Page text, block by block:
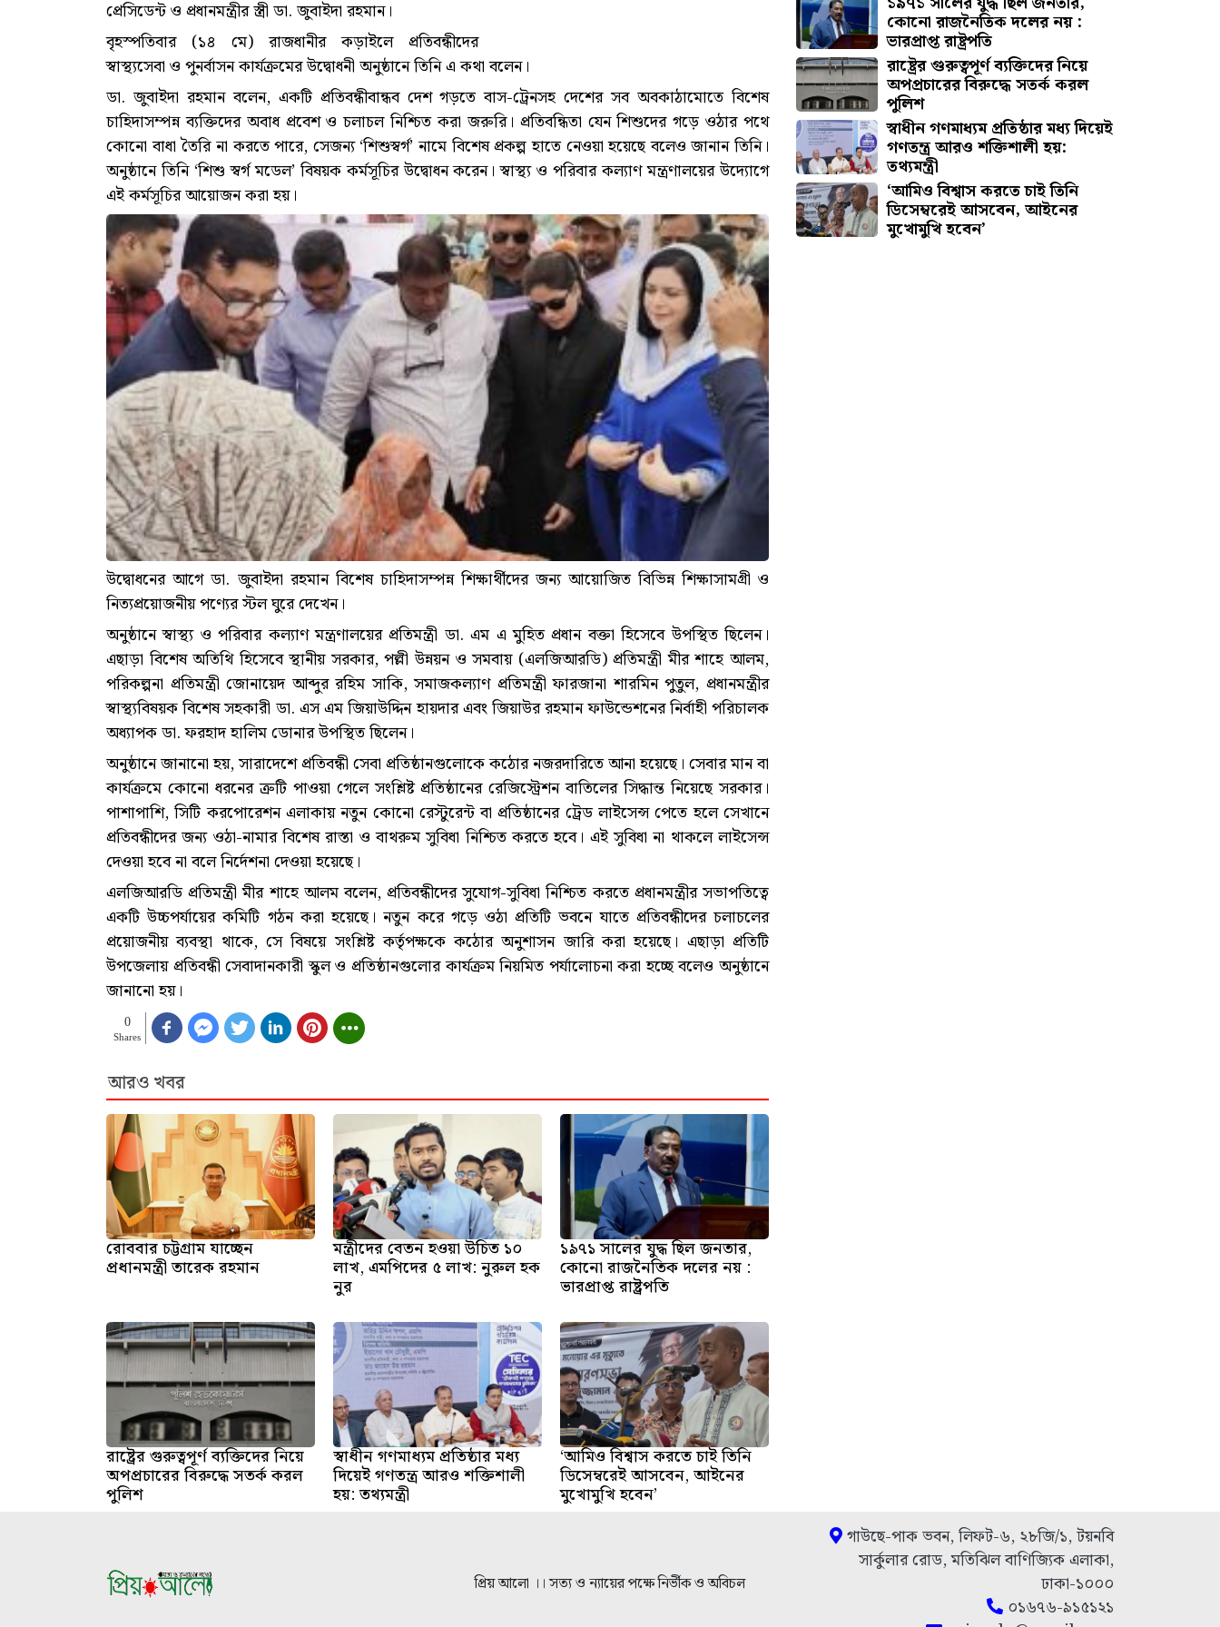
প্রেসিডেন্ট ও প্রধানমন্ত্রীর স্ত্রী ডা. জুবাইদা রহমান।
বৃহস্পতিবার (১৪ মে) রাজধানীর কড়াইলে প্রতিবন্ধীদের
স্বাস্থ্যসেবা ও পুনর্বাসন কার্যক্রমের উদ্বোধনী অনুষ্ঠানে তিনি এ কথা বলেন।
ডা. জুবাইদা রহমান বলেন, একটি প্রতিবন্ধীবান্ধব দেশ গড়তে বাস-ট্রেনসহ দেশের সব অবকাঠামোতে বিশেষ
চাহিদাসম্পন্ন ব্যক্তিদের অবাধ প্রবেশ ও চলাচল নিশ্চিত করা জরুরি। প্রতিবন্ধিতা যেন শিশুদের গড়ে ওঠার পথে
কোনো বাধা তৈরি না করতে পারে, সেজন্য ‘শিশুস্বর্গ’ নামে বিশেষ প্রকল্প হাতে নেওয়া হয়েছে বলেও জানান তিনি।
অনুষ্ঠানে তিনি ‘শিশু স্বর্গ মডেল’ বিষয়ক কর্মসূচির উদ্বোধন করেন। স্বাস্থ্য ও পরিবার কল্যাণ মন্ত্রণালয়ের উদ্যোগে
এই কর্মসূচির আয়োজন করা হয়।
উদ্বোধনের আগে ডা. জুবাইদা রহমান বিশেষ চাহিদাসম্পন্ন শিক্ষার্থীদের জন্য আয়োজিত বিভিন্ন শিক্ষাসামগ্রী ও
নিত্যপ্রয়োজনীয় পণ্যের স্টল ঘুরে দেখেন।
অনুষ্ঠানে স্বাস্থ্য ও পরিবার কল্যাণ মন্ত্রণালয়ের প্রতিমন্ত্রী ডা. এম এ মুহিত প্রধান বক্তা হিসেবে উপস্থিত ছিলেন।
এছাড়া বিশেষ অতিথি হিসেবে স্থানীয় সরকার, পল্লী উন্নয়ন ও সমবায় (এলজিআরডি) প্রতিমন্ত্রী মীর শাহে আলম,
পরিকল্পনা প্রতিমন্ত্রী জোনায়েদ আব্দুর রহিম সাকি, সমাজকল্যাণ প্রতিমন্ত্রী ফারজানা শারমিন পুতুল, প্রধানমন্ত্রীর
স্বাস্থ্যবিষয়ক বিশেষ সহকারী ডা. এস এম জিয়াউদ্দিন হায়দার এবং জিয়াউর রহমান ফাউন্ডেশনের নির্বাহী পরিচালক
অধ্যাপক ডা. ফরহাদ হালিম ডোনার উপস্থিত ছিলেন।
অনুষ্ঠানে জানানো হয়, সারাদেশে প্রতিবন্ধী সেবা প্রতিষ্ঠানগুলোকে কঠোর নজরদারিতে আনা হয়েছে। সেবার মান বা
কার্যক্রমে কোনো ধরনের ত্রুটি পাওয়া গেলে সংশ্লিষ্ট প্রতিষ্ঠানের রেজিস্ট্রেশন বাতিলের সিদ্ধান্ত নিয়েছে সরকার।
পাশাপাশি, সিটি করপোরেশন এলাকায় নতুন কোনো রেস্টুরেন্ট বা প্রতিষ্ঠানের ট্রেড লাইসেন্স পেতে হলে সেখানে
প্রতিবন্ধীদের জন্য ওঠা-নামার বিশেষ রাস্তা ও বাথরুম সুবিধা নিশ্চিত করতে হবে। এই সুবিধা না থাকলে লাইসেন্স
দেওয়া হবে না বলে নির্দেশনা দেওয়া হয়েছে।
এলজিআরডি প্রতিমন্ত্রী মীর শাহে আলম বলেন, প্রতিবন্ধীদের সুযোগ-সুবিধা নিশ্চিত করতে প্রধানমন্ত্রীর সভাপতিত্বে
একটি উচ্চপর্যায়ের কমিটি গঠন করা হয়েছে। নতুন করে গড়ে ওঠা প্রতিটি ভবনে যাতে প্রতিবন্ধীদের চলাচলের
প্রয়োজনীয় ব্যবস্থা থাকে, সে বিষয়ে সংশ্লিষ্ট কর্তৃপক্ষকে কঠোর অনুশাসন জারি করা হয়েছে। এছাড়া প্রতিটি
উপজেলায় প্রতিবন্ধী সেবাদানকারী স্কুল ও প্রতিষ্ঠানগুলোর কার্যক্রম নিয়মিত পর্যালোচনা করা হচ্ছে বলেও অনুষ্ঠানে
জানানো হয়।
0
Shares
আরও খবর
রোববার চট্টগ্রাম যাচ্ছেন
প্রধানমন্ত্রী তারেক রহমান
মন্ত্রীদের বেতন হওয়া উচিত ১০
লাখ, এমপিদের ৫ লাখ: নুরুল হক
নুর
১৯৭১ সালের যুদ্ধ ছিল জনতার,
কোনো রাজনৈতিক দলের নয় :
ভারপ্রাপ্ত রাষ্ট্রপতি
রাষ্ট্রের গুরুত্বপূর্ণ ব্যক্তিদের নিয়ে
অপপ্রচারের বিরুদ্ধে সতর্ক করল
পুলিশ
স্বাধীন গণমাধ্যম প্রতিষ্ঠার মধ্য
দিয়েই গণতন্ত্র আরও শক্তিশালী
হয়: তথ্যমন্ত্রী
‘আমিও বিশ্বাস করতে চাই তিনি
ডিসেম্বরেই আসবেন, আইনের
মুখোমুখি হবেন’
কোনো রাজনৈতিক দলের নয় :
ভারপ্রাপ্ত রাষ্ট্রপতি
রাষ্ট্রের গুরুত্বপূর্ণ ব্যক্তিদের নিয়ে
অপপ্রচারের বিরুদ্ধে সতর্ক করল
পুলিশ
স্বাধীন গণমাধ্যম প্রতিষ্ঠার মধ্য দিয়েই
গণতন্ত্র আরও শক্তিশালী হয়:
তথ্যমন্ত্রী
‘আমিও বিশ্বাস করতে চাই তিনি
ডিসেম্বরেই আসবেন, আইনের
মুখোমুখি হবেন’
প্রিয় আলো ।। সত্য ও ন্যায়ের পক্ষে নির্ভীক ও অবিচল
গাউছে-পাক ভবন, লিফট-৬, ২৮জি/১, টয়নবি
সার্কুলার রোড, মতিঝিল বাণিজ্যিক এলাকা,
ঢাকা-১০০০
০১৬৭৬-৯১৫১২১